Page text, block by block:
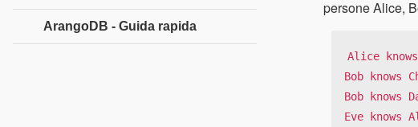
persone Alice,
Alice
Bob knows
Bob knows
Eve knows
ArangoDB - Guida rapida